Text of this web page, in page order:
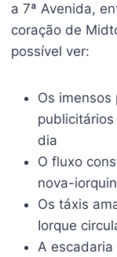
a 7ª Avenida,
coração de
possível ver:
Os imensos
dia
O fluxo
nova-
Os táxis
Iorque
A escadaria